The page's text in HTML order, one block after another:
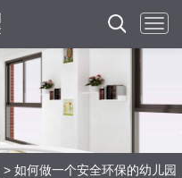
> 如何做一个安全环保的幼儿园